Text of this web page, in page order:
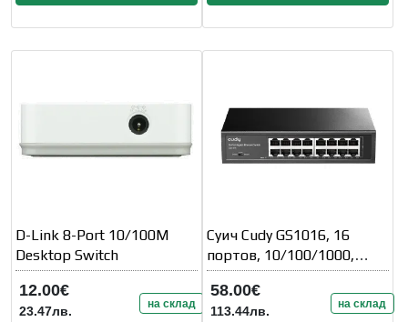
D-Link 8-Port 10/100M
Desktop Switch
12.00€
23.47лв. на склад
Суич Cudy GS1016, 16
портов, 10/100/1000,
Auto-MDI/MDIX
58.00€
113.44лв. на склад